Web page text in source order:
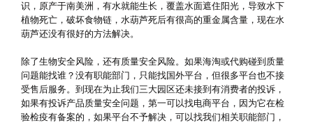
识，原产于南美洲，有水就能生长，覆盖水面遮住阳光，导致水下
植物死亡，破坏食物链，水葫芦死后有很高的重金属含量，现在水
葫芦还没有很好的方法解决。
除了生物安全风险，还有质量安全风险。如果海淘或代购碰到质量
问题能找谁？没有职能部门，只能找国外平台，但很多平台也不接
受售后服务。到现在为止我们三大园区还未接到有消费者的投诉，
如果有投诉产品质量安全问题，第一可以找电商平台，因为它在检
验检疫有备案的，如果平台不予解决，可以找我们相关职能部门，